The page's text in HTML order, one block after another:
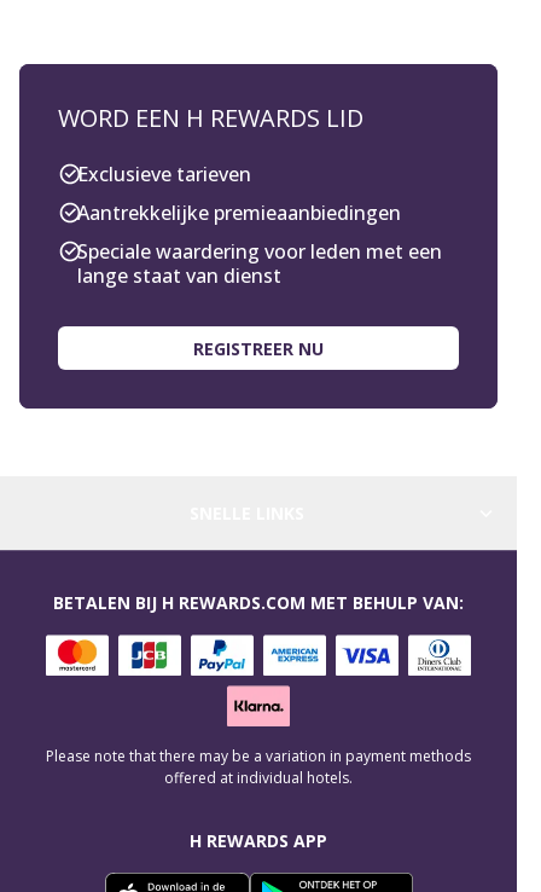
WORD EEN H REWARDS LID
Exclusieve tarieven
Aantrekkelijke premieaanbiedingen
Speciale waardering voor leden met een
lange staat van dienst
REGISTREER NU
H REWARDS APP
BETALEN BIJ H REWARDS.COM MET BEHULP VAN:
Please note that there may be a variation in payment methods
offered at individual hotels.